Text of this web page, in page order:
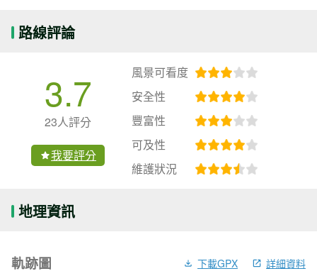
路線評論
3.7
23人評分
我要評分
風景可看度
安全性
豐富性
可及性
維護狀況
地理資訊
軌跡圖 下載GPX 詳細資料